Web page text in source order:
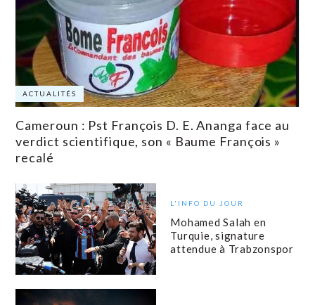
ACTUALITÉS
Cameroun : Pst François D. E. Ananga face au
verdict scientifique, son « Baume François »
recalé
L'INFO DU JOUR
Mohamed Salah en
Turquie, signature
attendue à Trabzonspor